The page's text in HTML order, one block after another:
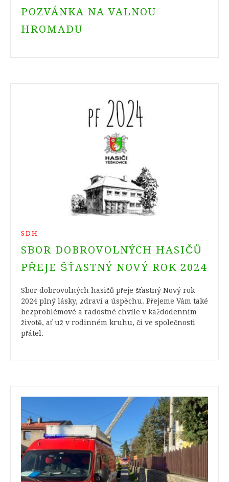
POZVÁNKA NA VALNOU
HROMADU
SDH
SBOR DOBROVOLNÝCH HASIČŮ
PŘEJE ŠŤASTNÝ NOVÝ ROK 2024
Sbor dobrovolných hasičů přeje šťastný Nový rok
2024 plný lásky, zdraví a úspěchu. Přejeme Vám také
bezproblémové a radostné chvíle v každodenním
životě, ať už v rodinném kruhu, či ve společnosti
přátel.